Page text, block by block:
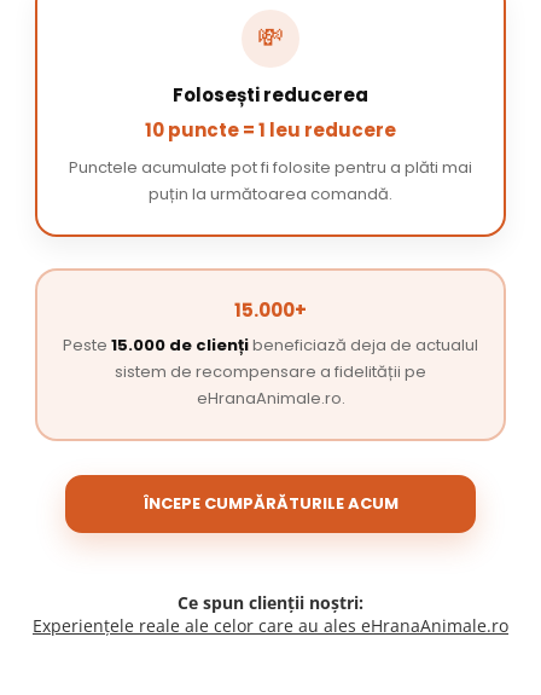
💸
Folosești reducerea
10 puncte = 1 leu reducere
Punctele acumulate pot fi folosite pentru a plăti mai
puțin la următoarea comandă.
15.000+
Peste 15.000 de cliențibeneficiază deja de actualul
sistem de recompensare a fidelității pe
eHranaAnimale.ro.
ÎNCEPE CUMPĂRĂTURILE ACUM
Ce spun clienții noștri:
Experiențele reale ale celor care au ales eHranaAnimale.ro